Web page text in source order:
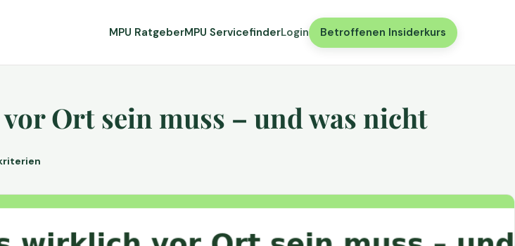
MPU RatgeberMPU ServicefinderLogin Betroffenen Insiderkurs
Ort sein muss – und was nicht